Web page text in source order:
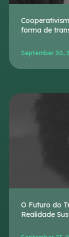
forma de
September 30,
O Futuro do
Realidade